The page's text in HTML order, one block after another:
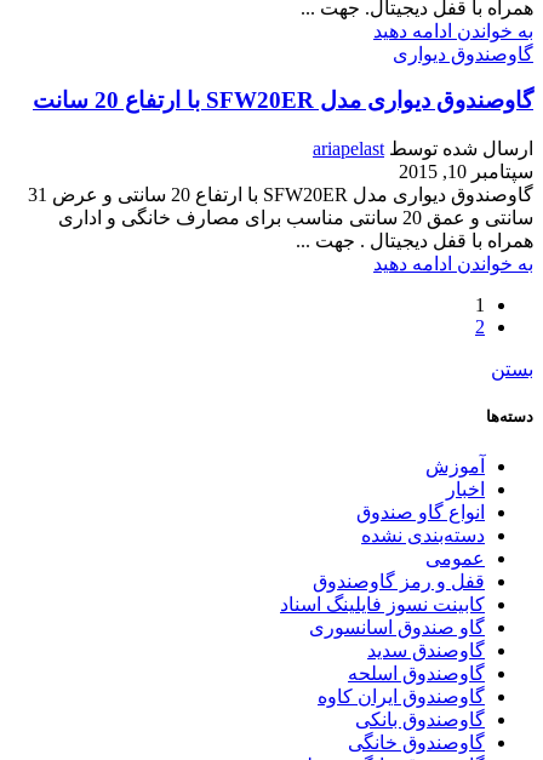
همراه با قفل دیجیتال. جهت ...
به خواندن ادامه دهید
گاوصندوق دیواری
گاوصندوق دیواری مدل SFW20ER با ارتفاع 20 سانت
ارسال شده توسط ariapelast
سپتامبر 10, 2015
گاوصندوق دیواری مدل SFW20ER با ارتفاع 20 سانتی و عرض 31
سانتی و عمق 20 سانتی مناسب برای مصارف خانگی و اداری
همراه با قفل دیجیتال . جهت ...
به خواندن ادامه دهید
1
2
بستن
دسته‌ها
آموزش
اخبار
انواع گاو صندوق
دسته‌بندی نشده
عمومی
قفل و رمز گاوصندوق
کابینت نسوز فایلینگ اسناد
گاو صندوق اسانسوری
گاوصندق سدید
گاوصندوق اسلحه
گاوصندوق ایران کاوه
گاوصندوق بانکی
گاوصندوق خانگی